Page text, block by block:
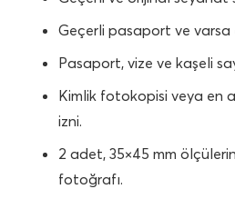
Geçerli pasaport ve varsa
Pasaport, vize ve kaşeli
Kimlik fotokopisi veya en
izni.
2 adet, 35×45 mm
fotoğrafı.